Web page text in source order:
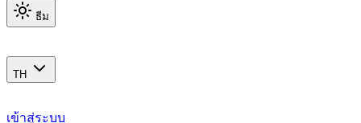
ธีม
TH
เข้าสู่ระบบ